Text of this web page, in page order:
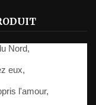
Nord,
eux,
l'amour,